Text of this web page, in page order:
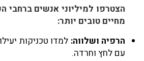
הצטרפו למיליוני אנשים ברחבי
מחיים טובים יותר:
הרפיה ושלווה: למדו טכניקות
עם לחץ וחרדה.